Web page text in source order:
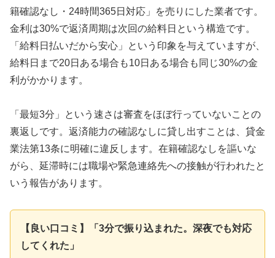
籍確認なし・24時間365日対応」を売りにした業者です。
金利は30%で返済周期は次回の給料日という構造です。
「給料日払いだから安心」という印象を与えていますが、
給料日まで20日ある場合も10日ある場合も同じ30%の金
利がかかります。
「最短3分」という速さは審査をほぼ行っていないことの
裏返しです。返済能力の確認なしに貸し出すことは、貸金
業法第13条に明確に違反します。在籍確認なしを謳いな
がら、延滞時には職場や緊急連絡先への接触が行われたと
いう報告があります。
【良い口コミ】「3分で振り込まれた。深夜でも対応
してくれた」